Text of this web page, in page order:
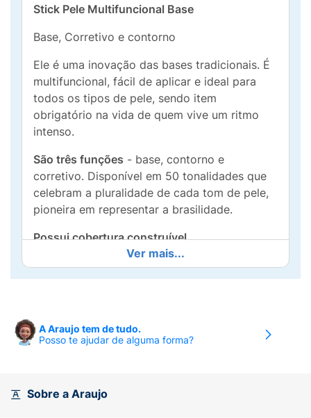
Stick Pele Multifuncional Base
Base, Corretivo e contorno
Ele é uma inovação das bases tradicionais. É
multifuncional, fácil de aplicar e ideal para
todos os tipos de pele, sendo item
obrigatório na vida de quem vive um ritmo
intenso.
São três funções - base, contorno e
corretivo. Disponível em 50 tonalidades que
celebram a pluralidade de cada tom de pele,
pioneira em representar a brasilidade.
Possui cobertura construível
- de nível a alta - sem causar ressecamento
ou deixar a pele oleosa. Com sua fórmula
maravilhoso.
testado, enriquecido com Vitamina E (ativo
Ver mais...
A Araujo tem de tudo.
Posso te ajudar de alguma forma?
Sobre a Araujo